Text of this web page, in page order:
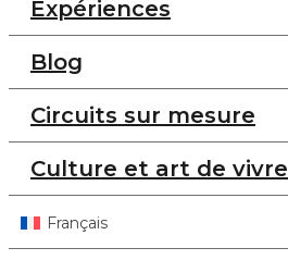
Expériences
Blog
Circuits sur mesure
Culture et art de vivre
Français